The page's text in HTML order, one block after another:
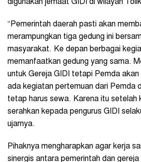
digunakan jemaat GIDI di wilayah
“Pemerintah daerah pasti akan
merampungkan tiga gedung ini
masyarakat. Ke depan berbagai
memanfaatkan gedung yang sama.
untuk Gereja GIDI tetapi Pemda
ada kegiatan pertemuan dari Pemda
tetap harus sewa. Karena itu setelah
serahkan kepada pengurus GIDI
ujarnya.
Pihaknya mengharapkan agar kerja
sinergis antara pemerintah dan